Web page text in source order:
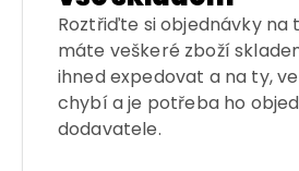
Roztřiďte si objednávky na
máte veškeré zboží
ihned expedovat a na ty,
chybí a je potřeba ho
dodavatele.